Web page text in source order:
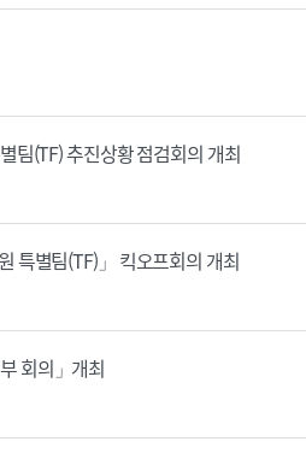
팀(TF) 추진상황 점검회의 개최
특별팀(TF)」 킥오프회의 개최
회의」개최